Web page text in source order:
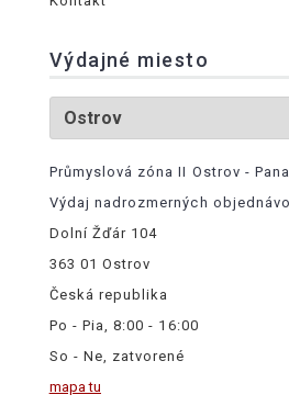
Výdajné miesto
Průmyslová zóna II Ostrov -
Výdaj nadrozmerných
Dolní Žďár 104
363 01 Ostrov
Česká republika
Po - Pia, 8:00 - 16:00
So - Ne, zatvorené
mapa tu